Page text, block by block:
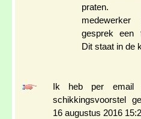
praten.
gesprek een
Dit staat in de
Ik heb per email
schikkingsvoorstel
16 augustus 2016